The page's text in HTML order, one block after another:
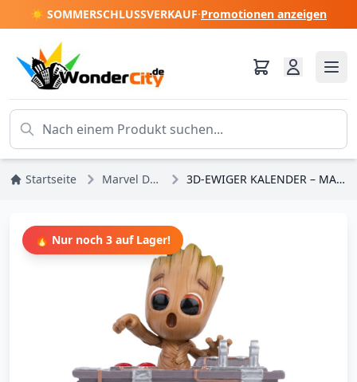
☀️ SOMMERSCHLUSSVERKAUF·Promotionen anzeigen
Startseite Marvel DC Comics 3D-EWIGER KALENDER – MARVEL I AM GROOT
🔥 Nur noch 3 auf Lager!